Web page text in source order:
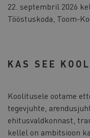
22. septembril 2026
Tööstuskoda, Toom-
KAS SEE
Koolitusele ootame
tegevjuhte,
ehitusvaldkonnast,
kellel on ambitsioon